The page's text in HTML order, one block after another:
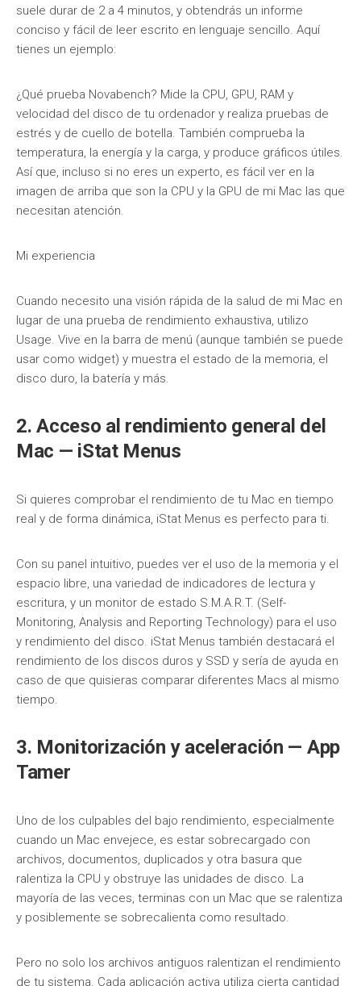
suele durar de 2 a 4 minutos, y obtendrás un informe
conciso y fácil de leer escrito en lenguaje sencillo. Aquí
tienes un ejemplo:
¿Qué prueba Novabench? Mide la CPU, GPU, RAM y
velocidad del disco de tu ordenador y realiza pruebas de
estrés y de cuello de botella. También comprueba la
temperatura, la energía y la carga, y produce gráficos útiles.
Así que, incluso si no eres un experto, es fácil ver en la
imagen de arriba que son la CPU y la GPU de mi Mac las que
necesitan atención.
Mi experiencia
Cuando necesito una visión rápida de la salud de mi Mac en
lugar de una prueba de rendimiento exhaustiva, utilizo
Usage. Vive en la barra de menú (aunque también se puede
usar como widget) y muestra el estado de la memoria, el
disco duro, la batería y más.
2. Acceso al rendimiento general del
Mac — iStat Menus
Si quieres comprobar el rendimiento de tu Mac en tiempo
real y de forma dinámica, iStat Menus es perfecto para ti.
Con su panel intuitivo, puedes ver el uso de la memoria y el
espacio libre, una variedad de indicadores de lectura y
escritura, y un monitor de estado S.M.A.R.T. (Self-
Monitoring, Analysis and Reporting Technology) para el uso
y rendimiento del disco. iStat Menus también destacará el
rendimiento de los discos duros y SSD y sería de ayuda en
caso de que quisieras comparar diferentes Macs al mismo
tiempo.
3. Monitorización y aceleración — App
Tamer
Uno de los culpables del bajo rendimiento, especialmente
cuando un Mac envejece, es estar sobrecargado con
archivos, documentos, duplicados y otra basura que
ralentiza la CPU y obstruye las unidades de disco. La
mayoría de las veces, terminas con un Mac que se ralentiza
y posiblemente se sobrecalienta como resultado.
Pero no solo los archivos antiguos ralentizan el rendimiento
de tu sistema. Cada aplicación activa utiliza cierta cantidad